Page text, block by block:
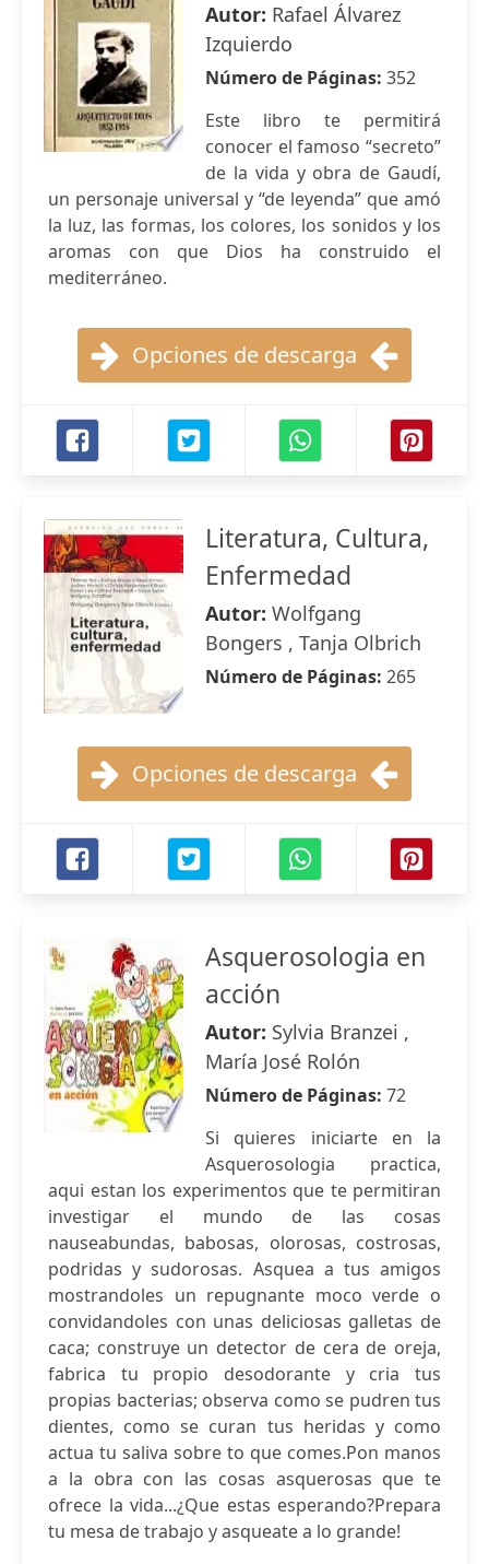
Autor: Rafael Álvarez
Izquierdo
Número de Páginas: 352
Este libro te permitirá
conocer el famoso “secreto”
de la vida y obra de Gaudí,
un personaje universal y “de leyenda” que amó
la luz, las formas, los colores, los sonidos y los
aromas con que Dios ha construido el
mediterráneo.
Opciones de descarga
Literatura, Cultura,
Enfermedad
Autor: Wolfgang
Bongers , Tanja Olbrich
Número de Páginas: 265
Opciones de descarga
Asquerosologia en
acción
Autor: Sylvia Branzei ,
María José Rolón
Número de Páginas: 72
Si quieres iniciarte en la
Asquerosologia practica,
aqui estan los experimentos que te permitiran
investigar el mundo de las cosas
nauseabundas, babosas, olorosas, costrosas,
podridas y sudorosas. Asquea a tus amigos
mostrandoles un repugnante moco verde o
convidandoles con unas deliciosas galletas de
caca; construye un detector de cera de oreja,
fabrica tu propio desodorante y cria tus
propias bacterias; observa como se pudren tus
dientes, como se curan tus heridas y como
actua tu saliva sobre to que comes.Pon manos
a la obra con las cosas asquerosas que te
ofrece la vida...¿Que estas esperando?Prepara
tu mesa de trabajo y asqueate a lo grande!